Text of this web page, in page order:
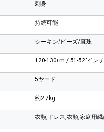
刺身
持続可能
シーキン/ビーズ/真珠
120-130cm / 51-52"イン
5ヤード
約2.7kg
衣類,ドレス,衣類,家庭用